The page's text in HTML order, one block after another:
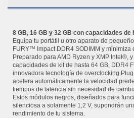
8 GB, 16 GB y 32 GB con capacidades de
Equipa tu portátil u otro aparato de
FURY™ Impact DDR4 SODIMM y minimiza
Preparado para AMD Ryzen y XMP Intel®,
capacidades de kit de hasta 64 GB, DDR4
innovadora tecnología de overclocking
acelera automáticamente la velocidad
tiempos de latencia sin necesidad de
Estos módulos negros, diseñados para
silenciosa a solamente 1,2 V, supondrán
rendimiento de tu sistema.